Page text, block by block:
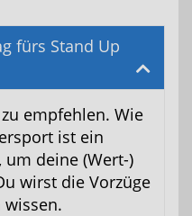
fürs Stand Up
empfehlen. Wie
ist ein
deine (Wert-)
wirst die Vorzüge
wissen.